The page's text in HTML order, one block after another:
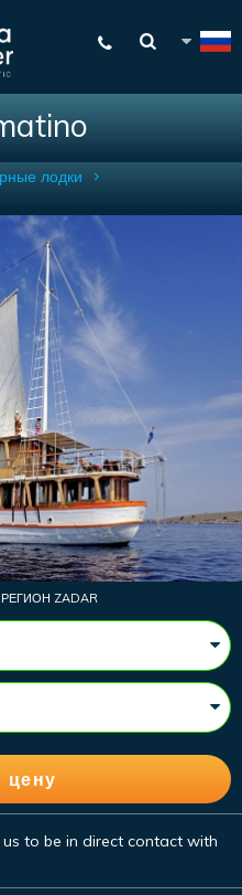
лодки
РЕГИОН ZADAR
to be in direct contact with